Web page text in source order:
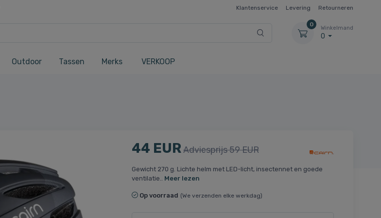
Klantenservice Levering Retourneren
0
Winkelmand
0
Outdoor Tassen Merks VERKOOP
44 EURAdviesprijs 59 EUR
Gewicht 270 g. Lichte helm met LED-licht, insectennet en goede
ventilatie.. Meer lezen
Op voorraad (We verzenden elke werkdag)